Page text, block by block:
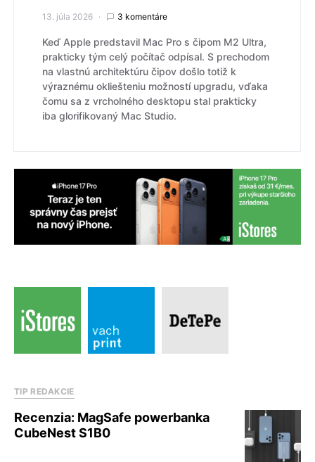
13. júla 2026 3 komentáre
Keď Apple predstavil Mac Pro s čipom M2 Ultra,
prakticky tým celý počítač odpísal. S prechodom
na vlastnú architektúru čipov došlo totiž k
výraznému okliešteniu možností upgradu, vďaka
čomu sa z vrcholného desktopu stal prakticky
iba glorifikovaný Mac Studio.
TIP REDAKCIE
Recenzia: MagSafe powerbanka
CubeNest S1B0